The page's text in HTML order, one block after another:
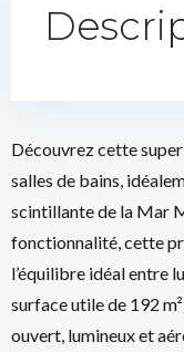
Découvrez cette
salles de bains,
scintillante de la Mar
fonctionnalité, cette
l’équilibre idéal entre
surface utile de 192
ouvert, lumineux et